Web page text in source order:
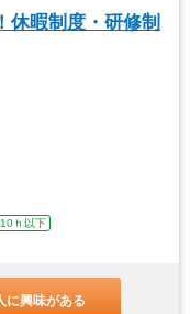
休暇制度・研修制
ｈ以下
に興味がある